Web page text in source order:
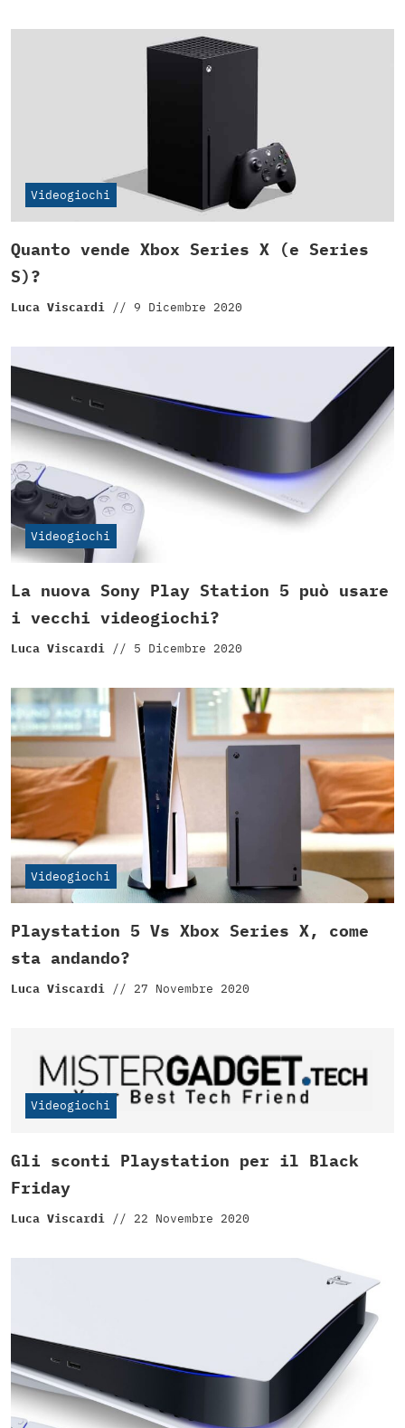
Videogiochi
Quanto vende Xbox Series X (e Series
S)?
Luca Viscardi // 9 Dicembre 2020
Videogiochi
La nuova Sony Play Station 5 può usare
i vecchi videogiochi?
Luca Viscardi // 5 Dicembre 2020
Videogiochi
Playstation 5 Vs Xbox Series X, come
sta andando?
Luca Viscardi // 27 Novembre 2020
Videogiochi
Gli sconti Playstation per il Black
Friday
Luca Viscardi // 22 Novembre 2020